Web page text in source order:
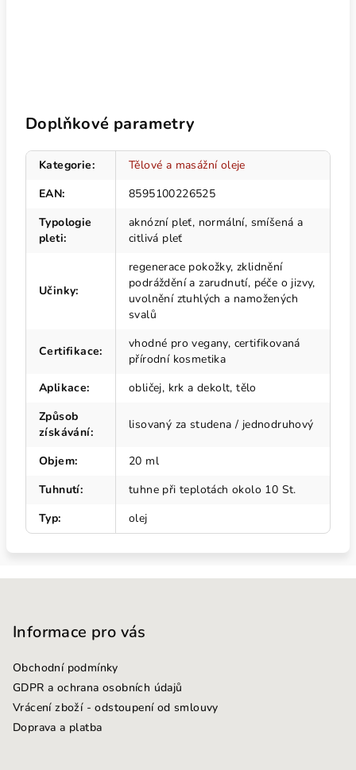
Doplňkové parametry
Kategorie:
Tělové a masážní oleje
EAN:
8595100226525
Typologie
pleti:
aknózní pleť, normální, smíšená a
citlivá pleť
Učinky:
regenerace pokožky, zklidnění
podráždění a zarudnutí, péče o jizvy,
uvolnění ztuhlých a namožených
svalů
Certifikace:
vhodné pro vegany, certifikovaná
přírodní kosmetika
Aplikace:
obličej, krk a dekolt, tělo
Způsob
získávání:
lisovaný za studena / jednodruhový
Objem:
20 ml
Tuhnutí:
tuhne při teplotách okolo 10 St.
Typ: olej
Informace pro vás
Obchodní podmínky
GDPR a ochrana osobních údajů
Vrácení zboží - odstoupení od smlouvy
Doprava a platba